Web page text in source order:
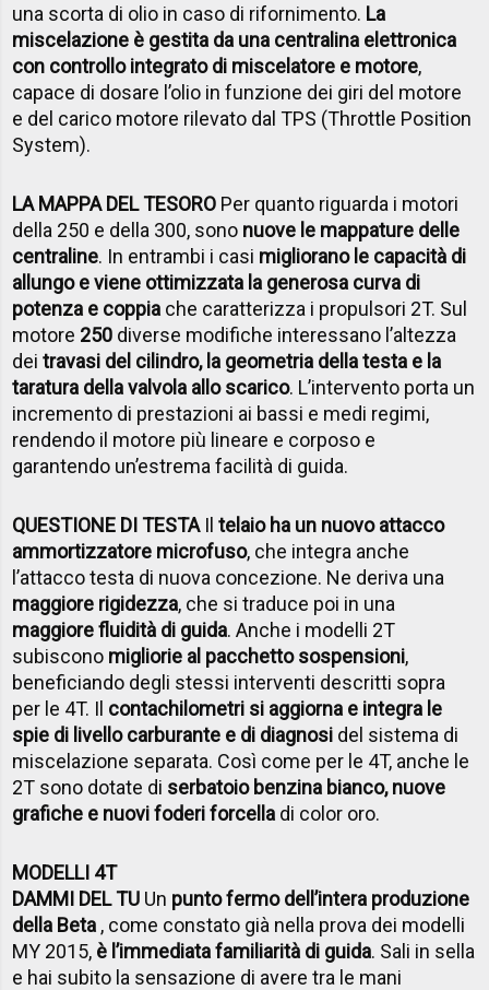
una scorta di olio in caso di rifornimento. La
miscelazione è gestita da una centralina elettronica
con controllo integrato di miscelatore e motore,
capace di dosare l’olio in funzione dei giri del motore
e del carico motore rilevato dal TPS (Throttle Position
System).
LA MAPPA DEL TESORO Per quanto riguarda i motori
della 250 e della 300, sono nuove le mappature delle
centraline. In entrambi i casi migliorano le capacità di
allungo e viene ottimizzata la generosa curva di
potenza e coppia che caratterizza i propulsori 2T. Sul
motore 250 diverse modifiche interessano l’altezza
deitravasi del cilindro, la geometria della testa e la
taratura della valvola allo scarico. L’intervento porta un
incremento di prestazioni ai bassi e medi regimi,
rendendo il motore più lineare e corposo e
garantendo un’estrema facilità di guida.
QUESTIONE DI TESTAIltelaio ha un nuovo attacco
ammortizzatore microfuso, che integra anche
l’attacco testa di nuova concezione. Ne deriva una
maggiore rigidezza, che si traduce poi in una
maggiore fluidità di guida. Anche i modelli 2T
subiscono migliorie al pacchetto sospensioni,
beneficiando degli stessi interventi descritti sopra
per le 4T. Il contachilometri si aggiorna e integra le
spie di livello carburante e di diagnosi del sistema di
miscelazione separata. Così come per le 4T, anche le
2T sono dotate di serbatoio benzina bianco, nuove
grafiche e nuovi foderi forcella di color oro.
MODELLI 4T
DAMMI DEL TU Un punto fermo dell’intera produzione
della Beta , come constato già nella prova dei modelli
MY 2015, è l’immediata familiarità di guida. Sali in sella
e hai subito la sensazione di avere tra le mani